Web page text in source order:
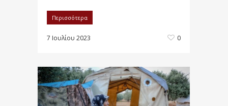
Περισσότερα
7 Ιουλίου 2023 0